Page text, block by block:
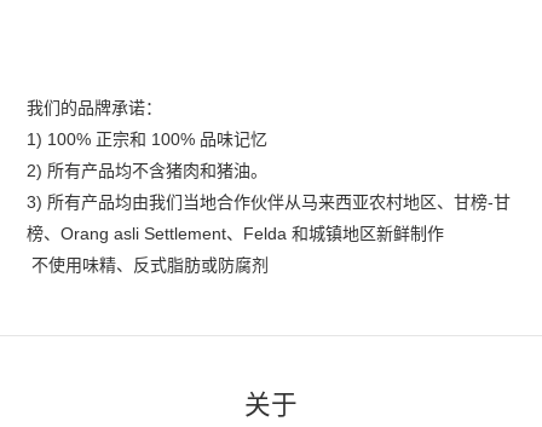
我们的品牌承诺：
1) 100% 正宗和 100% 品味记忆
2) 所有产品均不含猪肉和猪油。
3) 所有产品均由我们当地合作伙伴从马来西亚农村地区、甘榜-甘
榜、 Orang asli Settlement、 Felda 和城镇地区新鲜制作
不使用味精、反式脂肪或防腐剂
关于